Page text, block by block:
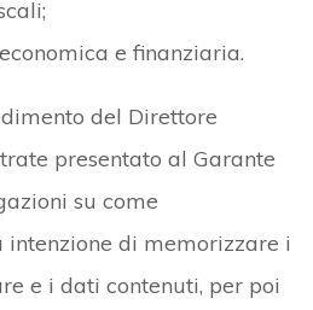
e finanziaria.
del Direttore
presentato al Garante
su come
intenzione di memorizzare i
e i dati contenuti, per poi